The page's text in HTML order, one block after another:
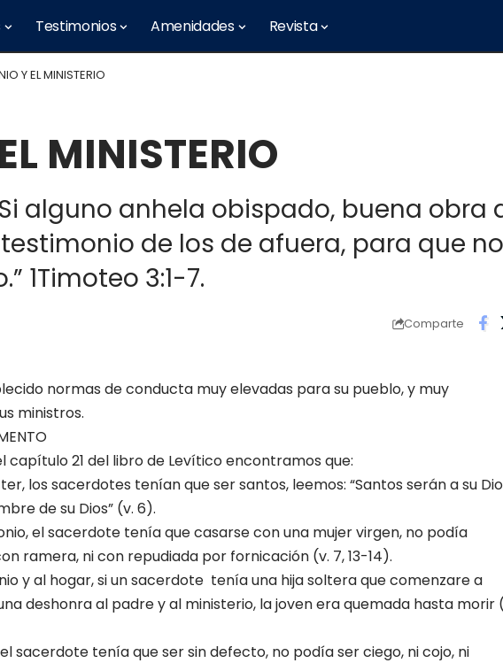
Testimonios Amenidades Revista
Y EL MINISTERIO
MINISTERIO
Si alguno anhela obispado, buena obra
de los de afuera, para que
1Timoteo 3:1-7.
Comparte
normas de conducta muy elevadas para su pueblo, y muy
ministros.
el capítulo 21 del libro de Levítico encontramos que:
los sacerdotes tenían que ser santos, leemos: “Santos serán a su
de su Dios” (v. 6).
el sacerdote tenía que casarse con una mujer virgen, no podía
ramera, ni con repudiada por fornicación (v. 7, 13-14).
y al hogar, si un sacerdote tenía una hija soltera que comenzare a
deshonra al padre y al ministerio, la joven era quemada hasta morir
sacerdote tenía que ser sin defecto, no podía ser ciego, ni cojo, ni